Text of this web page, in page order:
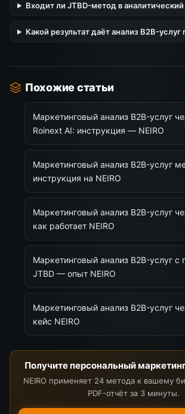
Входит ли JTBD-метод в аналитический
Какой результат даёт анализ B2B-услуг
Похожие статьи
Маркетинговый анализ B2B-услуг
Roinext AI: инструкция — NEIRO
Маркетинговый анализ B2B-услуг
инструкция на NEIRO
Маркетинговый анализ B2B-услуг
как работает NEIRO
Маркетинговый анализ B2B-услуг
JTBD — опыт NEIRO
Маркетинговый анализ B2B-услуг
кейс NEIRO
Получите персональный
NEIRO применяет 24 метода к вашему
PDF-отчёт за 3 минуты.